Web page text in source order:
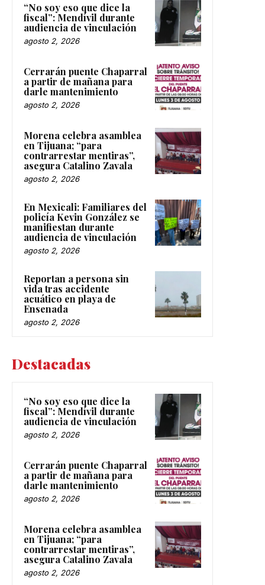
“No soy eso que dice la
fiscal”: Mendívil durante
audiencia de vinculación
agosto 2, 2026
Cerrarán puente Chaparral
a partir de mañana para
darle mantenimiento
agosto 2, 2026
Morena celebra asamblea
en Tijuana; “para
contrarrestar mentiras”,
asegura Catalino Zavala
agosto 2, 2026
En Mexicali: Familiares del
policía Kevin González se
manifiestan durante
audiencia de vinculación
agosto 2, 2026
Reportan a persona sin
vida tras accidente
acuático en playa de
Ensenada
agosto 2, 2026
Destacadas
“No soy eso que dice la
fiscal”: Mendívil durante
audiencia de vinculación
agosto 2, 2026
Cerrarán puente Chaparral
a partir de mañana para
darle mantenimiento
agosto 2, 2026
Morena celebra asamblea
en Tijuana; “para
contrarrestar mentiras”,
asegura Catalino Zavala
agosto 2, 2026